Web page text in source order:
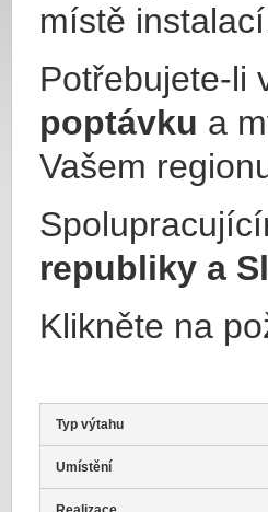
místě
Potřebujete-li
poptávku a
Vašem
republiky a
Klikněte na
Typ výtahu
Umístění